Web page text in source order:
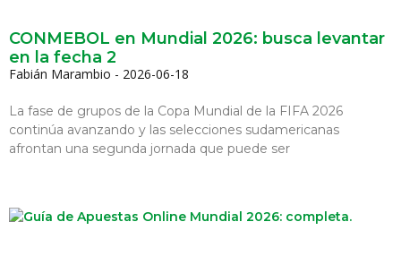
CONMEBOL en Mundial 2026: busca levantar
en la fecha 2
Fabián Marambio 2026-06-18
La fase de grupos de la Copa Mundial de la FIFA 2026
continúa avanzando y las selecciones sudamericanas
afrontan una segunda jornada que puede ser